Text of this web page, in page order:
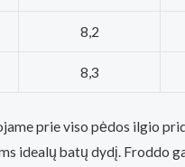
8,2
8,3
prie viso pėdos ilgio
idealų batų dydį. Froddo